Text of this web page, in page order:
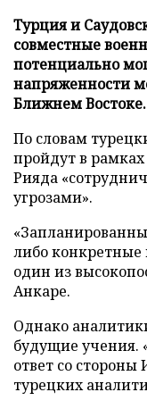
Турция и
совместные
потенциально
напряженности
Ближнем Востоке.
По словам
пройдут в
Рияда
угрозами».
либо конкретные
один из
Анкаре.
Однако
будущие учения.
ответ со стороны
турецких